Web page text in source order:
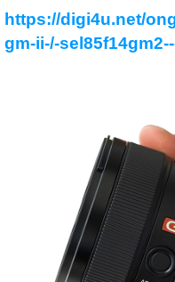
https://digi4u.net/
gm-ii-/-